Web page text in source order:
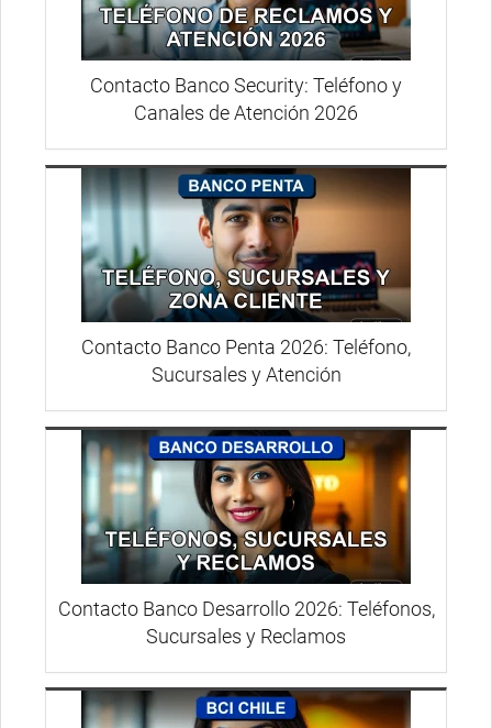
Contacto Banco Security: Teléfono y
Canales de Atención 2026
Contacto Banco Penta 2026: Teléfono,
Sucursales y Atención
Contacto Banco Desarrollo 2026: Teléfonos,
Sucursales y Reclamos